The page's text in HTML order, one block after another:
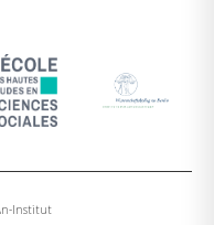
Institut